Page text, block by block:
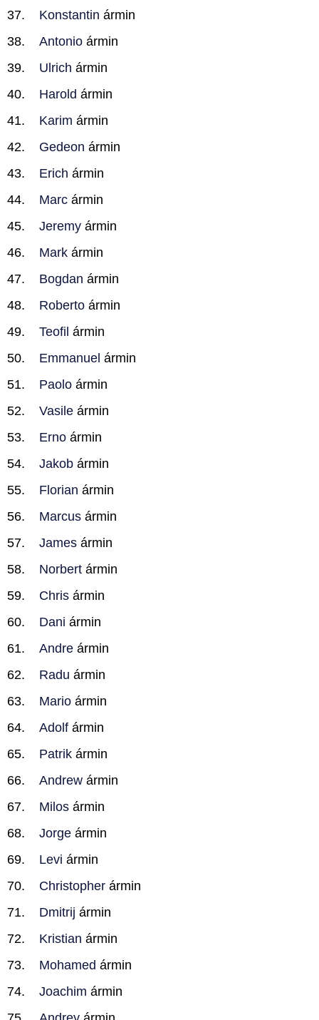
Konstantin ármin
Antonio ármin
Ulrich ármin
Harold ármin
Karim ármin
Gedeon ármin
Erich ármin
Marc ármin
Jeremy ármin
Mark ármin
Bogdan ármin
Roberto ármin
Teofil ármin
Emmanuel ármin
Paolo ármin
Vasile ármin
Erno ármin
Jakob ármin
Florian ármin
Marcus ármin
James ármin
Norbert ármin
Chris ármin
Dani ármin
Andre ármin
Radu ármin
Mario ármin
Adolf ármin
Patrik ármin
Andrew ármin
Milos ármin
Jorge ármin
Levi ármin
Christopher ármin
Dmitrij ármin
Kristian ármin
Mohamed ármin
Joachim ármin